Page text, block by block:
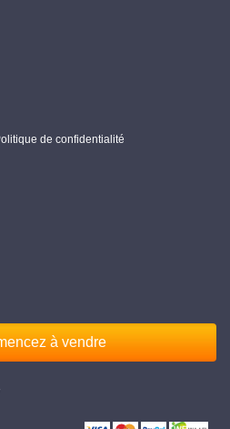
de confidentialité
à vendre